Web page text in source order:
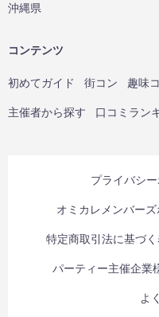
沖縄県
コンテンツ
初めてガイド 街コン 趣味
主催者から探す 口コミラン
プライバシ
オミカレメンバー
特定商取引法に基づ
パーティー主催企業
よ